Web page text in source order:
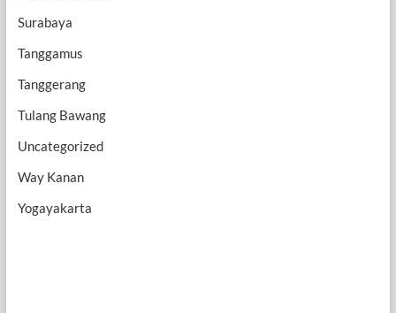
Surabaya
Tanggamus
Tanggerang
Tulang Bawang
Uncategorized
Way Kanan
Yogayakarta